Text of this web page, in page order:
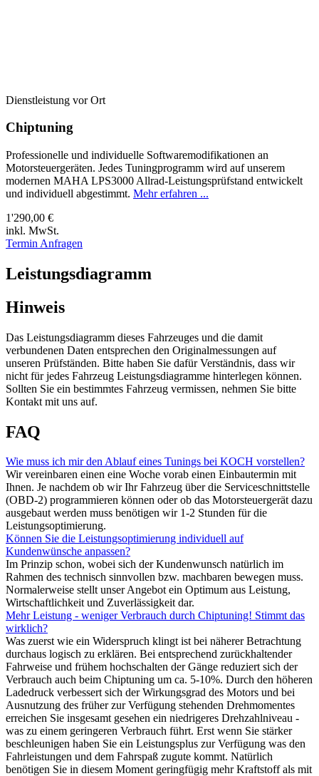
Dienstleistung vor Ort
Chiptuning
Professionelle und individuelle Softwaremodifikationen an
Motorsteuergeräten. Jedes Tuningprogramm wird auf unserem
modernen MAHA LPS3000 Allrad-Leistungsprüfstand entwickelt
und individuell abgestimmt. Mehr erfahren ...
1'290,00 €
inkl. MwSt.
Termin Anfragen
Leistungsdiagramm
Hinweis
Das Leistungsdiagramm dieses Fahrzeuges und die damit
verbundenen Daten entsprechen den Originalmessungen auf
unseren Prüfständen. Bitte haben Sie dafür Verständnis, dass wir
nicht für jedes Fahrzeug Leistungsdiagramme hinterlegen können.
Sollten Sie ein bestimmtes Fahrzeug vermissen, nehmen Sie bitte
Kontakt mit uns auf.
FAQ
Wie muss ich mir den Ablauf eines Tunings bei KOCH vorstellen?
Wir vereinbaren einen eine Woche vorab einen Einbautermin mit
Ihnen. Je nachdem ob wir Ihr Fahrzeug über die Serviceschnittstelle
(OBD-2) programmieren können oder ob das Motorsteuergerät dazu
ausgebaut werden muss benötigen wir 1-2 Stunden für die
Leistungsoptimierung.
Können Sie die Leistungsoptimierung individuell auf
Kundenwünsche anpassen?
Im Prinzip schon, wobei sich der Kundenwunsch natürlich im
Rahmen des technisch sinnvollen bzw. machbaren bewegen muss.
Normalerweise stellt unser Angebot ein Optimum aus Leistung,
Wirtschaftlichkeit und Zuverlässigkeit dar.
Mehr Leistung - weniger Verbrauch durch Chiptuning! Stimmt das
wirklich?
Was zuerst wie ein Widerspruch klingt ist bei näherer Betrachtung
durchaus logisch zu erklären. Bei entsprechend zurückhaltender
Fahrweise und frühem hochschalten der Gänge reduziert sich der
Verbrauch auch beim Chiptuning um ca. 5-10%. Durch den höheren
Ladedruck verbessert sich der Wirkungsgrad des Motors und bei
Ausnutzung des früher zur Verfügung stehenden Drehmomentes
erreichen Sie insgesamt gesehen ein niedrigeres Drehzahlniveau -
was zu einem geringeren Verbrauch führt. Erst wenn Sie stärker
beschleunigen haben Sie ein Leistungsplus zur Verfügung was den
Fahrleistungen und dem Fahrspaß zugute kommt. Natürlich
benötigen Sie in diesem Moment geringfügig mehr Kraftstoff als mit